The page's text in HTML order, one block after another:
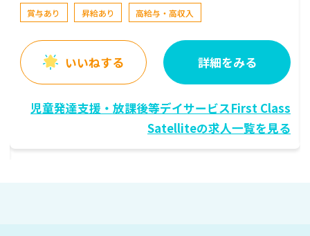
賞与あり
昇給あり 高給与・高収入
いいねする 詳細をみる
児童発達支援・放課後等デイサービスFirst Class
の求人一覧を見る